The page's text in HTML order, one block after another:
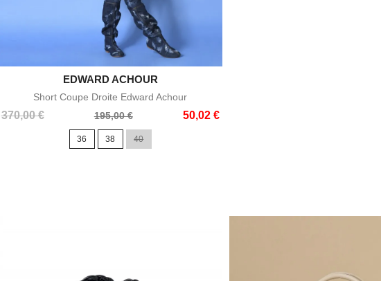
Aperçu rapide
EDWARD ACHOUR
Short Coupe Droite Edward Achour
370,00 €
Prix
195,00 € 50,02 €
Prix
36 38 40